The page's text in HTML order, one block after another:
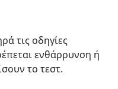
τις οδηγίες
ενθάρρυνση ή
το τεστ.